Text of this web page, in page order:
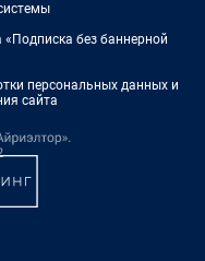
«Подписка без баннерной
персональных данных и
сайта